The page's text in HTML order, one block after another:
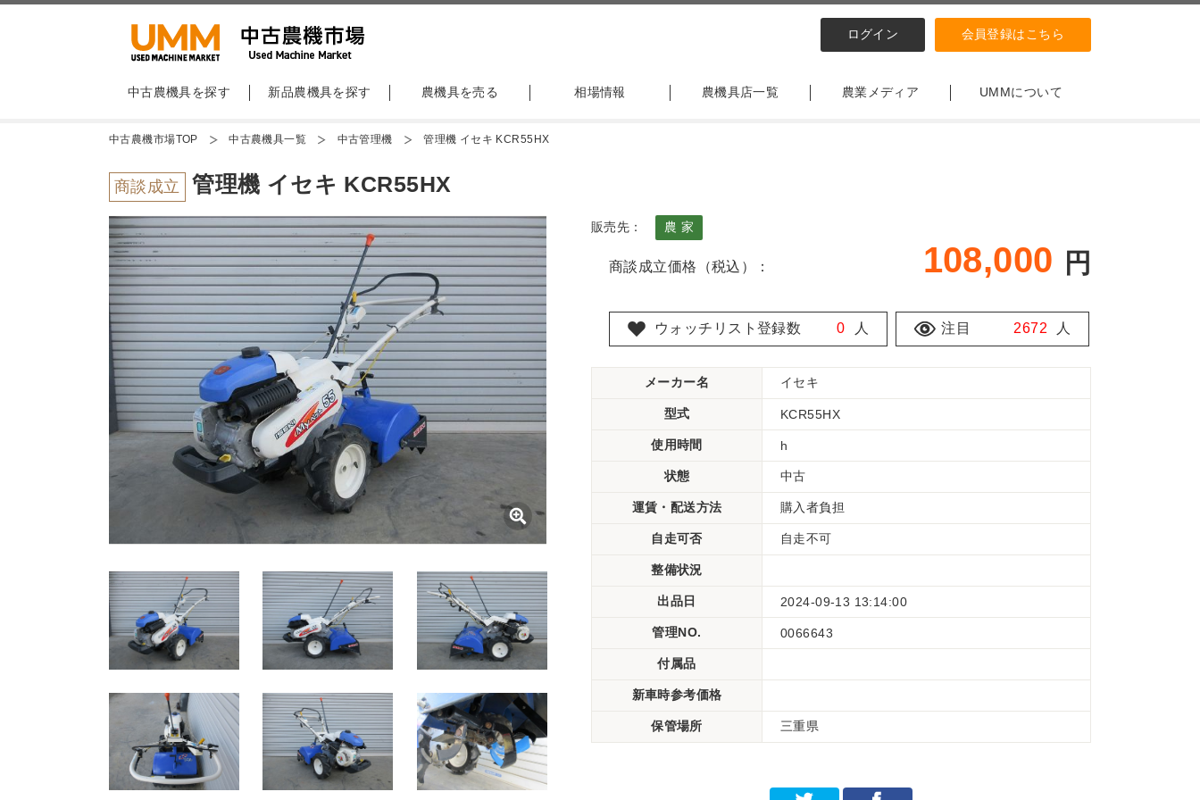
ログイン 会員登録はこちら
中古農機具を探す 新品農機具を探す 農機具を売る 相場情報 農機具店一覧 農業メディア UMMについて
中古農機市場TOP 中古農機具一覧 中古管理機 管理機 イセキ KCR55HX
商談成立 管理機 イセキ KCR55HX
販売先： 農 家
商談成立価格（税込）： 108,000 円
ウォッチリスト登録数 0 人 注目 2672 人
メーカー名 イセキ
型式 KCR55HX
使用時間 h
状態 中古
運賃・配送方法 購入者負担
自走可否 自走不可
整備状況
出品日 2024-09-13 13:14:00
管理NO. 0066643
付属品
新車時参考価格
保管場所 三重県